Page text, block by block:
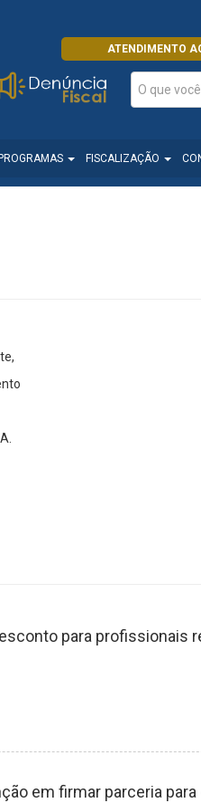
ATENDIMENTO
FISCALIZAÇÃO
para profissionais
em firmar parceria